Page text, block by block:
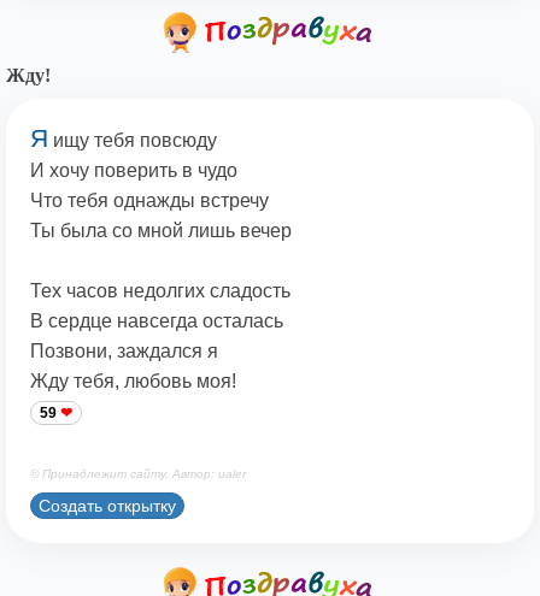
Жду!
Я ищу тебя повсюду
И хочу поверить в чудо
Что тебя однажды встречу
Ты была со мной лишь вечер
Тех часов недолгих сладость
В сердце навсегда осталась
Позвони, заждался я
Жду тебя, любовь моя!
59
© Принадлежит сайту. Автор: ualer
Создать открытку